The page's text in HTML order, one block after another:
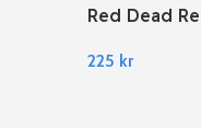
Red Dead
225 kr